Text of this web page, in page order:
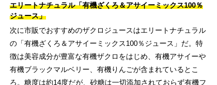
エリートナチュラル「有機ざくろ＆アサイーミックス100％
ジュース」
次に市販でおすすめのザクロジュースはエリートナチュラル
の「有機ざくろ＆アサイーミックス100％ジュース」だ。特
徴は美容成分が豊富な有機ザクロをはじめ、有機アサイーや
有機ブラックマルベリー、有機りんごが含まれているとこ
ろ。糖度は約14度だが、砂糖は一切添加されておらず有機フ